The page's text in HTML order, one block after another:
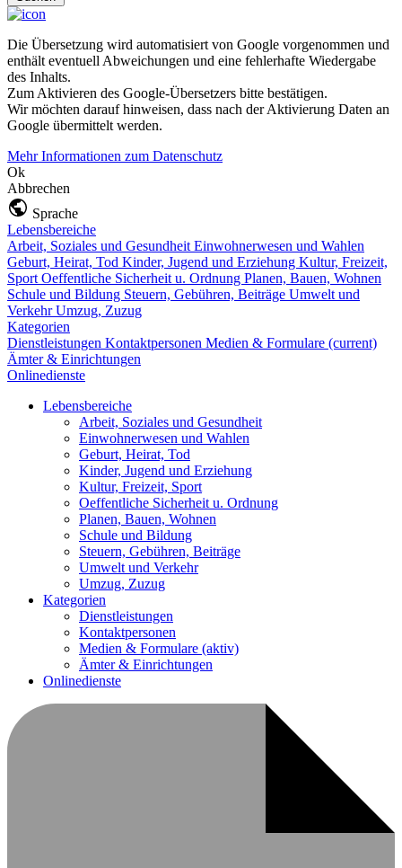
Die Übersetzung wird automatisiert von Google vorgenommen und
enthält eventuell Abweichungen und eine fehlerhafte Wiedergabe
des Inhalts.
Zum Aktivieren des Google-Übersetzers bitte bestätigen.
Wir möchten darauf hinweisen, dass nach der Aktivierung Daten an
Google übermittelt werden.
Mehr Informationen zum Datenschutz
Ok
Abbrechen
Sprache
Lebensbereiche
Arbeit, Soziales und Gesundheit Einwohnerwesen und Wahlen
Geburt, Heirat, Tod Kinder, Jugend und Erziehung Kultur, Freizeit,
Sport Oeffentliche Sicherheit u. Ordnung Planen, Bauen, Wohnen
Schule und Bildung Steuern, Gebühren, Beiträge Umwelt und
VerkehrUmzug, Zuzug
Kategorien
Dienstleistungen Kontaktpersonen Medien & Formulare (current)
Ämter & Einrichtungen
Onlinedienste
Lebensbereiche
Arbeit, Soziales und Gesundheit
Einwohnerwesen und Wahlen
Geburt, Heirat, Tod
Kinder, Jugend und Erziehung
Kultur, Freizeit, Sport
Oeffentliche Sicherheit u. Ordnung
Planen, Bauen, Wohnen
Schule und Bildung
Steuern, Gebühren, Beiträge
Umwelt und Verkehr
Umzug, Zuzug
Kategorien
Dienstleistungen
Kontaktpersonen
Medien & Formulare (aktiv)
Ämter & Einrichtungen
Onlinedienste